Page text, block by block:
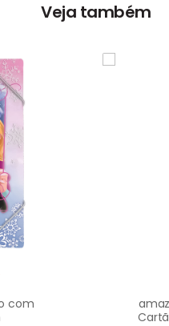
Veja também
com